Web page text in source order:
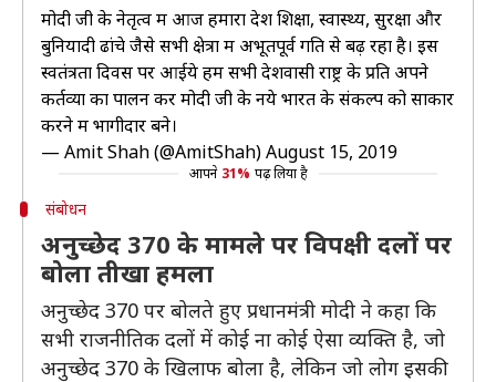
मोदी जी के नेतृत्व में आज हमारा देश शिक्षा, स्वास्थ्य, सुरक्षा और
बुनियादी ढांचे जैसे सभी क्षेत्रों में अभूतपूर्व गति से बढ़ रहा है। इस
स्वतंत्रता दिवस पर आईये हम सभी देशवासी राष्ट्र के प्रति अपने
कर्तव्यों का पालन कर मोदी जी के नये भारत के संकल्प को साकार
करने में भागीदार बने।
— Amit Shah (@AmitShah)August 15, 2019
आपने 31% पढ़ लिया है
संबोधन
अनुच्छेद 370 के मामले पर विपक्षी दलों पर
बोला तीखा हमला
अनुच्छेद 370 पर बोलते हुए प्रधानमंत्री मोदी ने कहा कि
सभी राजनीतिक दलों में कोई ना कोई ऐसा व्यक्ति है, जो
अनुच्छेद 370 के खिलाफ बोला है, लेकिन जो लोग इसकी